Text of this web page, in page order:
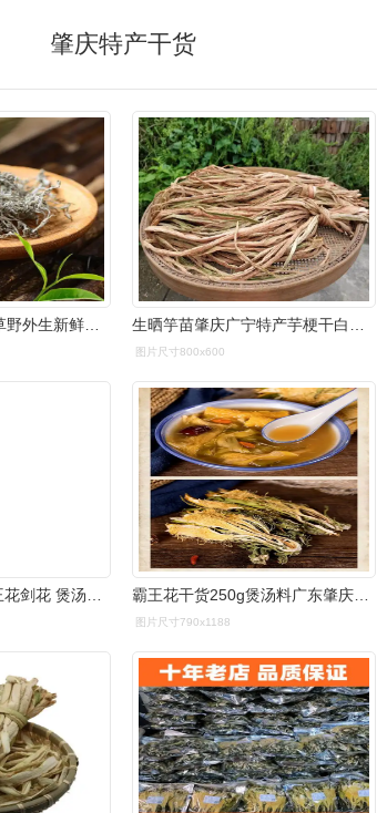
肇庆特产干货
广东肇庆特产溪黄草野外生新鲜干货食用干晒溪黄茶甘甜无梗霉茶藤茶
图片尺寸800x600
霸王花干货250g煲汤料广东肇庆农家土特产干货新花剑花霸王花霸王花
图片尺寸790x1188